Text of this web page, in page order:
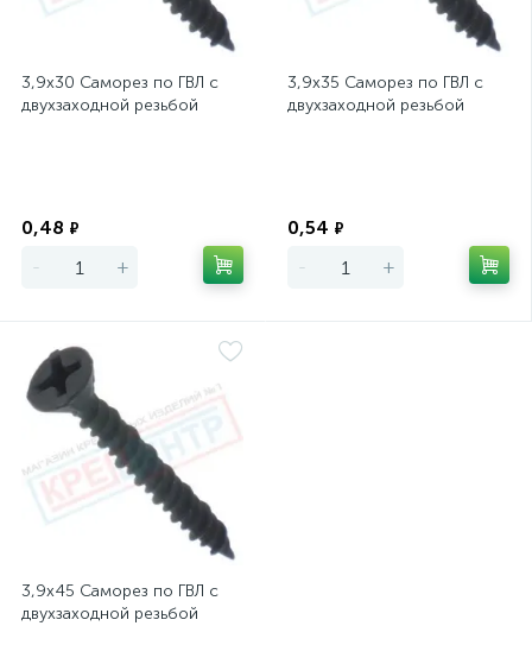
3,9х30 Саморез по ГВЛ с
двухзаходной резьбой
0,48 ₽
- +
3,9х35 Саморез по ГВЛ с
двухзаходной резьбой
0,54 ₽
- +
3,9х45 Саморез по ГВЛ с
двухзаходной резьбой